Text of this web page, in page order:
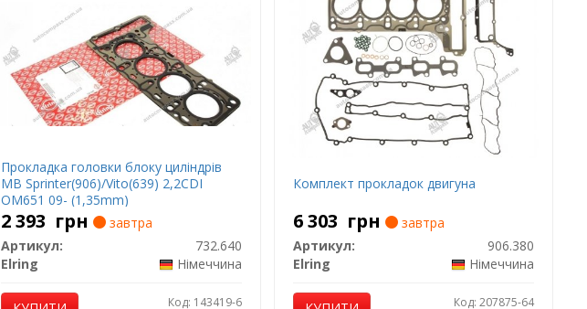
Прокладка головки блоку циліндрів
MB Sprinter(906)/Vito(639) 2,2CDI
OM651 09- (1,35mm)
2 393 грн
завтра
Артикул:
732.640
Elring
Німеччина
Код: 143419-6
Комплект прокладок двигуна
6 303 грн
завтра
Артикул:
906.380
Elring
Німеччина
Код: 207875-64